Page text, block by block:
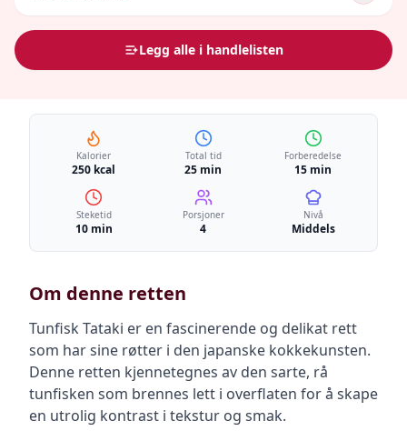
Legg alle i handlelisten
Kalorier
250 kcal
Total tid
25 min
Forberedelse
15 min
Steketid
10 min
Porsjoner
4
Nivå
Middels
Om denne retten
Tunfisk Tataki er en fascinerende og delikat rett
som har sine røtter i den japanske kokkekunsten.
Denne retten kjennetegnes av den sarte, rå
tunfisken som brennes lett i overflaten for å skape
en utrolig kontrast i tekstur og smak.